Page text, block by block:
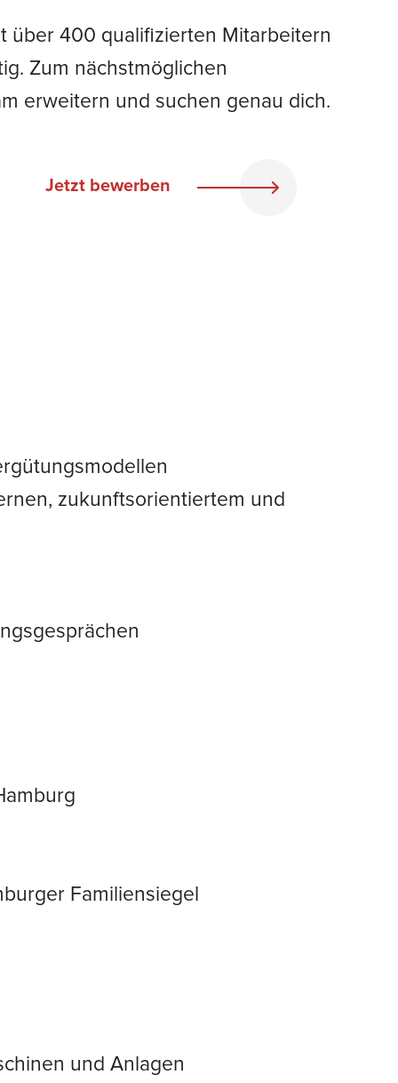
über 400 qualifizierten Mitarbeitern
Zum nächstmöglichen
erweitern und suchen genau dich.
Jetzt bewerben
zukunftsorientiertem und
Familiensiegel
und Anlagen